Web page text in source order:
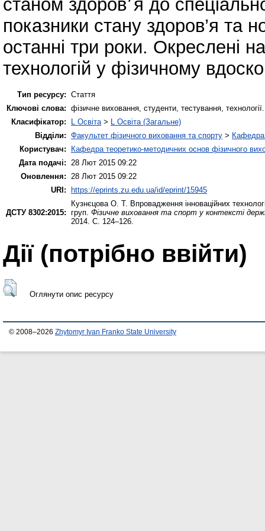
станом здоров׳я до спеціальної медичної групи. Представлені
показники стану здоров’я та
останні три роки. Окреслені
технологій у фізичному
Тип ресурсу: Стаття
Ключові слова: фізичне виховання, студенти, тестування, технології.
Класифікатор:
L Освіта > L Освіта (Загальне)
Відділи: Факультет фізичного виховання та спорту > Кафедра
Користувач:
Кафедра теоретико-методичних основ фізичного
Дата подачі:
28 Лют 2015 09:22
Оновлення:
28 Лют 2015 09:22
URI: https://eprints.zu.edu.ua/id/eprint/15945
ДСТУ 8302:2015:
Кузнєцова О. Т. Впровадження інноваційних
груп. Фізичне виховання та спорт у контексті
2014. С. 124–126.
Дії ​​(потрібно ввійти)
Оглянути опис ресурсу
© 2008–2026 Zhytomyr Ivan Franko State University